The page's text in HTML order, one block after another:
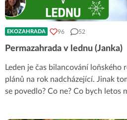
EKOZAHRADA 96 52
Permazahrada v lednu (Janka)
Leden je čas bilancování loňského
plánů na rok nadcházející. Jinak
se povedlo? Co ne? Co bych letos